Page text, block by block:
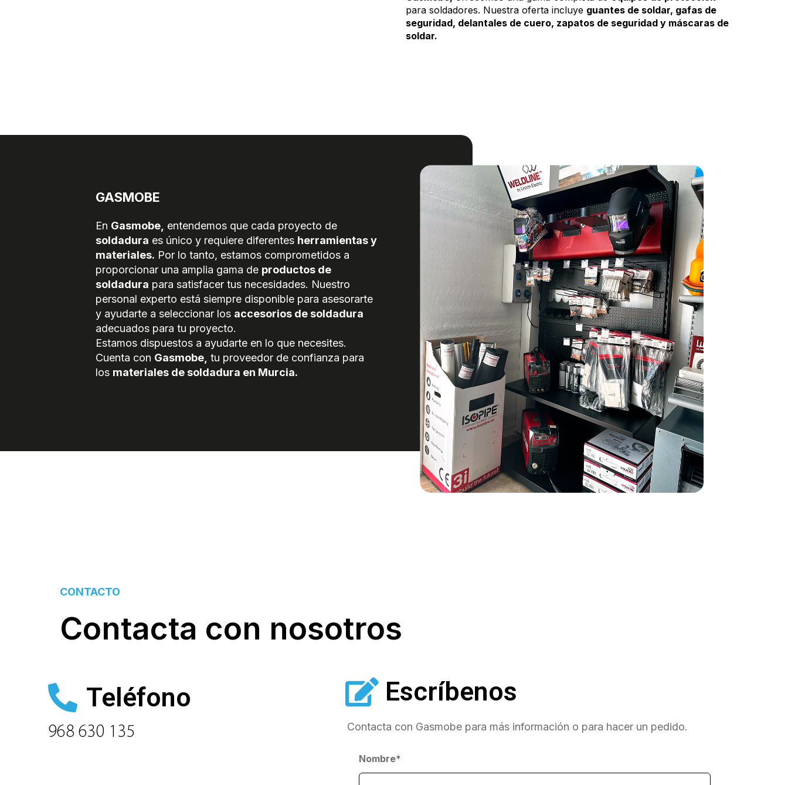
para soldadores. Nuestra oferta incluye guantes de soldar, gafas de
seguridad, delantales de cuero, zapatos de seguridad y máscaras de
soldar.
GASMOBE
En Gasmobe, entendemos que cada proyecto de
soldadura es único y requiere diferentes herramientas y
materiales. Por lo tanto, estamos comprometidos a
proporcionar una amplia gama de productos de
soldadura para satisfacer tus necesidades. Nuestro
personal experto está siempre disponible para asesorarte
y ayudarte a seleccionar los accesorios de soldadura
adecuados para tu proyecto.
Estamos dispuestos a ayudarte en lo que necesites.
Cuenta con Gasmobe, tu proveedor de confianza para
los materiales de soldadura en Murcia.
CONTACTO
Contacta con nosotros
Teléfono
968 630 135
Escríbenos
Contacta con Gasmobe para más información o para hacer un pedido.
Nombre*